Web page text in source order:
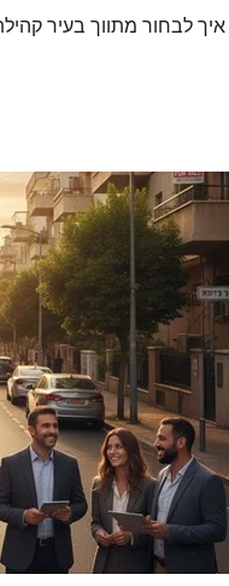
איך לבחור מתווך בעיר